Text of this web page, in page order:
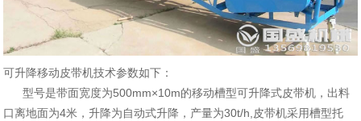
可升降移动皮带机技术参数如下：
型号是带面宽度为500mm×10m的移动槽型可升降式皮带机，出料
口离地面为4米，升降为自动式升降，产量为30t/h,皮带机采用槽型托